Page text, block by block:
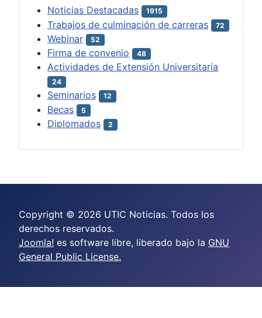
Noticias Destacadas 1915
Trabajos de culminación de carreras 72
Webinar 52
Firma de convenio 48
Actividades de Extensión Universitaria
24
Seminarios 12
Becas 5
Diplomados 2
Copyright © 2026 UTIC Noticias. Todos los
derechos reservados.
Joomla! es software libre, liberado bajo la GNU
General Public License.